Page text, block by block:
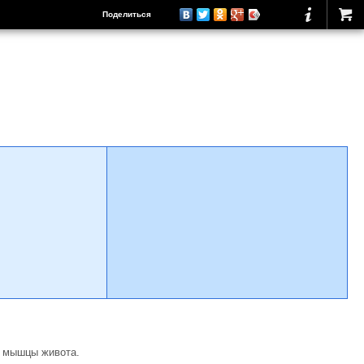
Поделиться
мышцы живота.